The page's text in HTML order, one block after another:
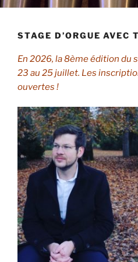
STAGE D’ORGUE
En 2026, la 8ème édition du
23 au 25 juillet. Les
ouvertes !